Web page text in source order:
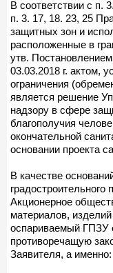
В соответствии с п.
п. 3. 17, 18. 23, 25
защитных зон и
расположенные в
утв.
03.03.2018 г. актом,
ограничения
является решение
надзору в сфере
благополучия
окончательной
основании проекта
В качестве
Акционерное
материалов,
оспариваемый ГПЗУ
противоречащую
Заявителя, а именно: